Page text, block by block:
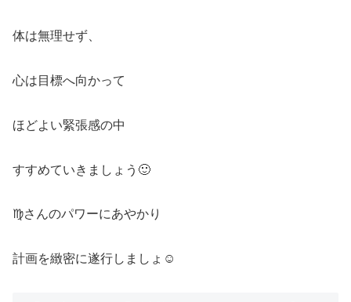
体は無理せず、
心は目標へ向かって
ほどよい緊張感の中
すすめていきましょう🙂
♍️さんのパワーにあやかり
計画を緻密に遂行しましょ☺️